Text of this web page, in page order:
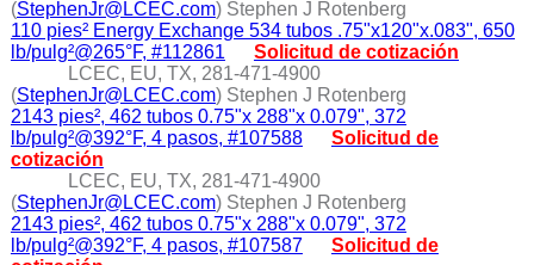
(StephenJr@LCEC.com) Stephen J Rotenberg
110 pies² Energy Exchange 534 tubos .75"x120"x.083", 650
lb/pulg²@265°F, #112861
Solicitud de cotización
LCEC, EU, TX, 281-471-4900
(StephenJr@LCEC.com) Stephen J Rotenberg
2143 pies², 462 tubos 0.75"x 288"x 0.079", 372
lb/pulg²@392°F, 4 pasos, #107588
Solicitud de
cotización
LCEC, EU, TX, 281-471-4900
(StephenJr@LCEC.com) Stephen J Rotenberg
2143 pies², 462 tubos 0.75"x 288"x 0.079", 372
lb/pulg²@392°F, 4 pasos, #107587
Solicitud de